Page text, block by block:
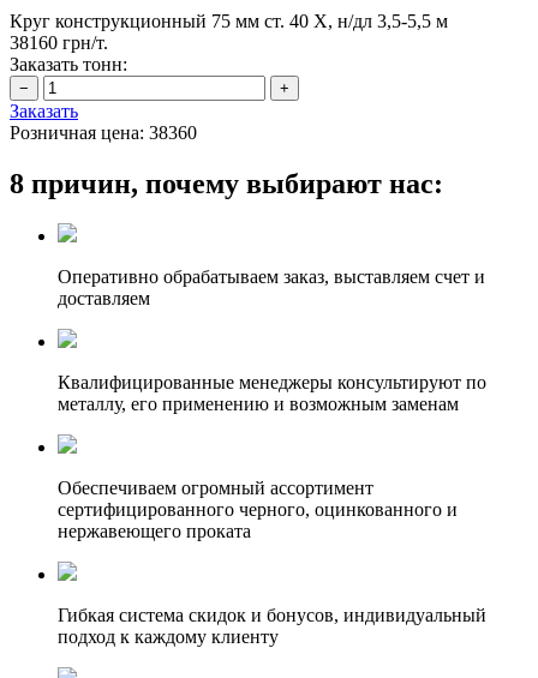
Круг конструкционный 75 мм ст. 40 Х, н/дл 3,5-5,5 м
38160 грн/т.
Заказать тонн:
Заказать
Розничная цена: 38360
8 причин, почему выбирают нас:
Оперативно обрабатываем заказ, выставляем счет и
доставляем
Квалифицированные менеджеры консультируют по
металлу, его применению и возможным заменам
Обеспечиваем огромный ассортимент
сертифицированного черного, оцинкованного и
нержавеющего проката
Гибкая система скидок и бонусов, индивидуальный
подход к каждому клиенту